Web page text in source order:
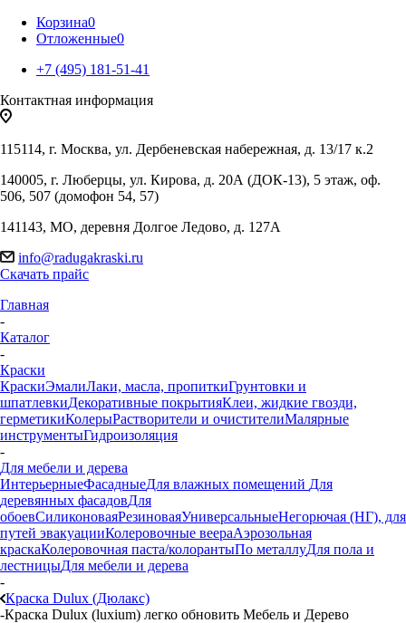
Корзина0
Отложенные0
+7 (495) 181-51-41
Контактная информация
115114, г. Москва, ул. Дербеневская набережная, д. 13/17 к.2
140005, г. Люберцы, ул. Кирова, д. 20А (ДОК-13), 5 этаж, оф.
506, 507 (домофон 54, 57)
141143, МО, деревня Долгое Ледово, д. 127А
info@radugakraski.ru
Скачать прайс
Главная
-
Каталог
-
Краски
КраскиЭмалиЛаки, масла, пропиткиГрунтовки и
шпатлевкиДекоративные покрытияКлеи, жидкие гвозди,
герметикиКолерыРастворители и очистителиМалярные
инструментыГидроизоляция
-
Для мебели и дерева
ИнтерьерныеФасадныеДля влажных помещений Для
деревянных фасадовДля
обоевСиликоноваяРезиноваяУниверсальныеНегорючая (НГ), для
путей эвакуацииКолеровочные веераАэрозольная
краскаКолеровочная паста/колорантыПо металлуДля пола и
лестницыДля мебели и дерева
-
Краска Dulux (Дюлакс)
-Краска Dulux (luxium) легко обновить Мебель и Дерево